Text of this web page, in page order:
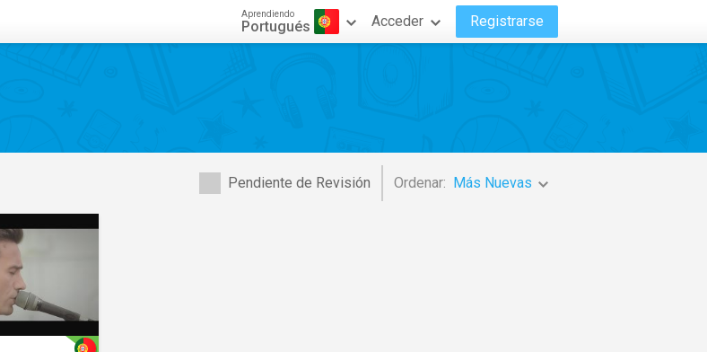
Aprendiendo
Portugués Acceder Registrarse
Pendiente de Revisión Ordenar: Más Nuevas